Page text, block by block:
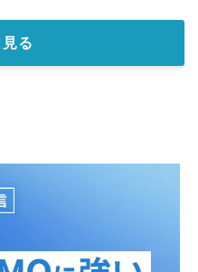
見る